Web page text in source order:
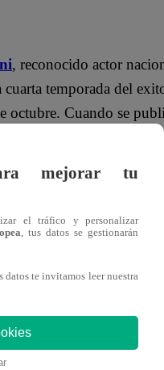
, reconocido actor
cuarta temporada del
octubre. Cuando se
participante deEl Gran
Gracias a
ha vuelto en varias
status/
deEl Gran Chef
mejorar tu
el tráfico y personalizar
, tus datos se gestionarán
datos te invitamos leer nuestra